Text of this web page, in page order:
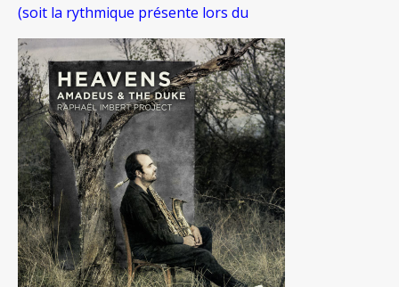
(soit la rythmique présente lors du